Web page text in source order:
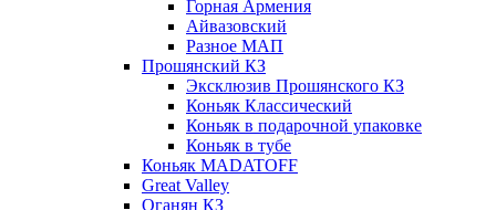
Горная Армения
Айвазовский
Разное МАП
Прошянский КЗ
Эксклюзив Прошянского КЗ
Коньяк Классический
Коньяк в подарочной упаковке
Коньяк в тубе
Коньяк MADATOFF
Great Valley
Оганян КЗ